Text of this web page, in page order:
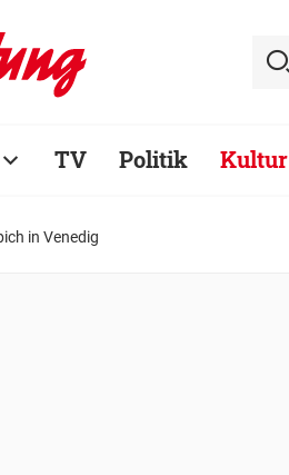
TV Politik Kultur
in Venedig